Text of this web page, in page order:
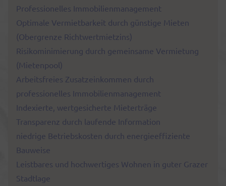
Professionelles Immobilienmanagement
Optimale Vermietbarkeit durch günstige Mieten
(Obergrenze Richtwertmietzins)
Risikominimierung durch gemeinsame Vermietung
(Mietenpool)
Arbeitsfreies Zusatzeinkommen durch
professionelles Immobilienmanagement
Indexierte, wertgesicherte Mieterträge
Transparenz durch laufende Information
niedrige Betriebskosten durch energieeffiziente
Bauweise
Leistbares und hochwertiges Wohnen in guter Grazer
Stadtlage